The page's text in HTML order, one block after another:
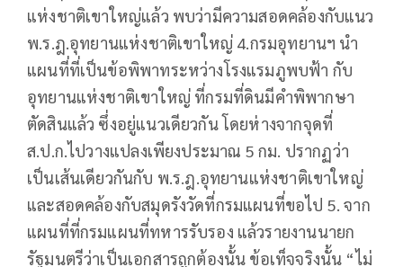
แห่งชาติเขาใหญ่แล้ว พบว่ามีความสอดคล้องกับแนว
พ.ร.ฎ.อุทยานแห่งชาติเขาใหญ่ 4.กรมอุทยานฯ นำ
แผนที่ที่เป็นข้อพิพาทระหว่างโรงแรมภูพบฟ้า กับ
อุทยานแห่งชาติเขาใหญ่ ที่กรมที่ดินมีคำพิพากษา
ตัดสินแล้ว ซึ่งอยู่แนวเดียวกัน โดยห่างจากจุดที่
ส.ป.ก.ไปวางแปลงเพียงประมาณ 5 กม. ปรากฏว่า
เป็นเส้นเดียวกันกับ พ.ร.ฎ.อุทยานแห่งชาติเขาใหญ่
และสอดคล้องกับสมุดรังวัดที่กรมแผนที่ขอไป 5. จาก
แผนที่ที่กรมแผนที่ทหารรับรอง แล้วรายงานนายก
รัฐมนตรีว่าเป็นเอกสารถูกต้องนั้น ข้อเท็จจริงนั้น “ไม่